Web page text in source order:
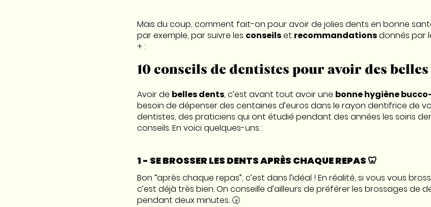
Mais du coup, comment fait-on pour avoir de jolies dents en bonne
par exemple, par suivre les conseilset recommandationsdonnés par
+ :
10 conseils de dentistes pour avoir des
Avoir de belles dents, c’est avant tout avoir une bonne hygiène
besoin de dépenser des centaines d’euros dans le rayon dentifrice de
dentistes, des praticiens qui ont étudié pendant des années les soins
conseils. En voici quelques-uns :
1 - SE BROSSER LES DENTS APRÈS CHAQUE REPAS 🦷
Bon “après chaque repas”, c’est dans l’idéal ! En réalité, si vous vous
c’est déjà très bien. On conseille d’ailleurs de préférer les brossages de
pendant deux minutes. 🕞